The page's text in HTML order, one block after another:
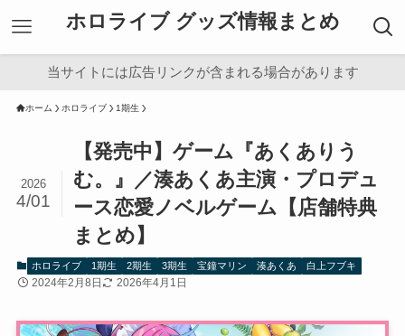
ホロライブ グッズ情報まとめ
当サイトには広告リンクが含まれる場合があります
ホーム ホロライブ 1期生
【発売中】ゲーム『あくありう
む。』／湊あくあ主演・プロデュ
ース恋愛ノベルゲーム【店舗特典
まとめ】
2026
4/01
ホロライブ 1期生 2期生 3期生 宝鐘マリン 湊あくあ 白上フブキ
2024年2月8日 2026年4月1日